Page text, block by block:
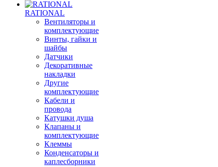
RATIONAL
Вентиляторы и
комплектующие
Винты, гайки и
шайбы
Датчики
Декоративные
накладки
Другие
комплектующие
Кабели и
провода
Катушки душа
Клапаны и
комплектующие
Клеммы
Конденсаторы и
каплесборники